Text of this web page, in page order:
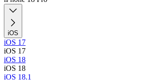
iOS
iOS 17
iOS 17
iOS 18
iOS 18
iOS 18.1